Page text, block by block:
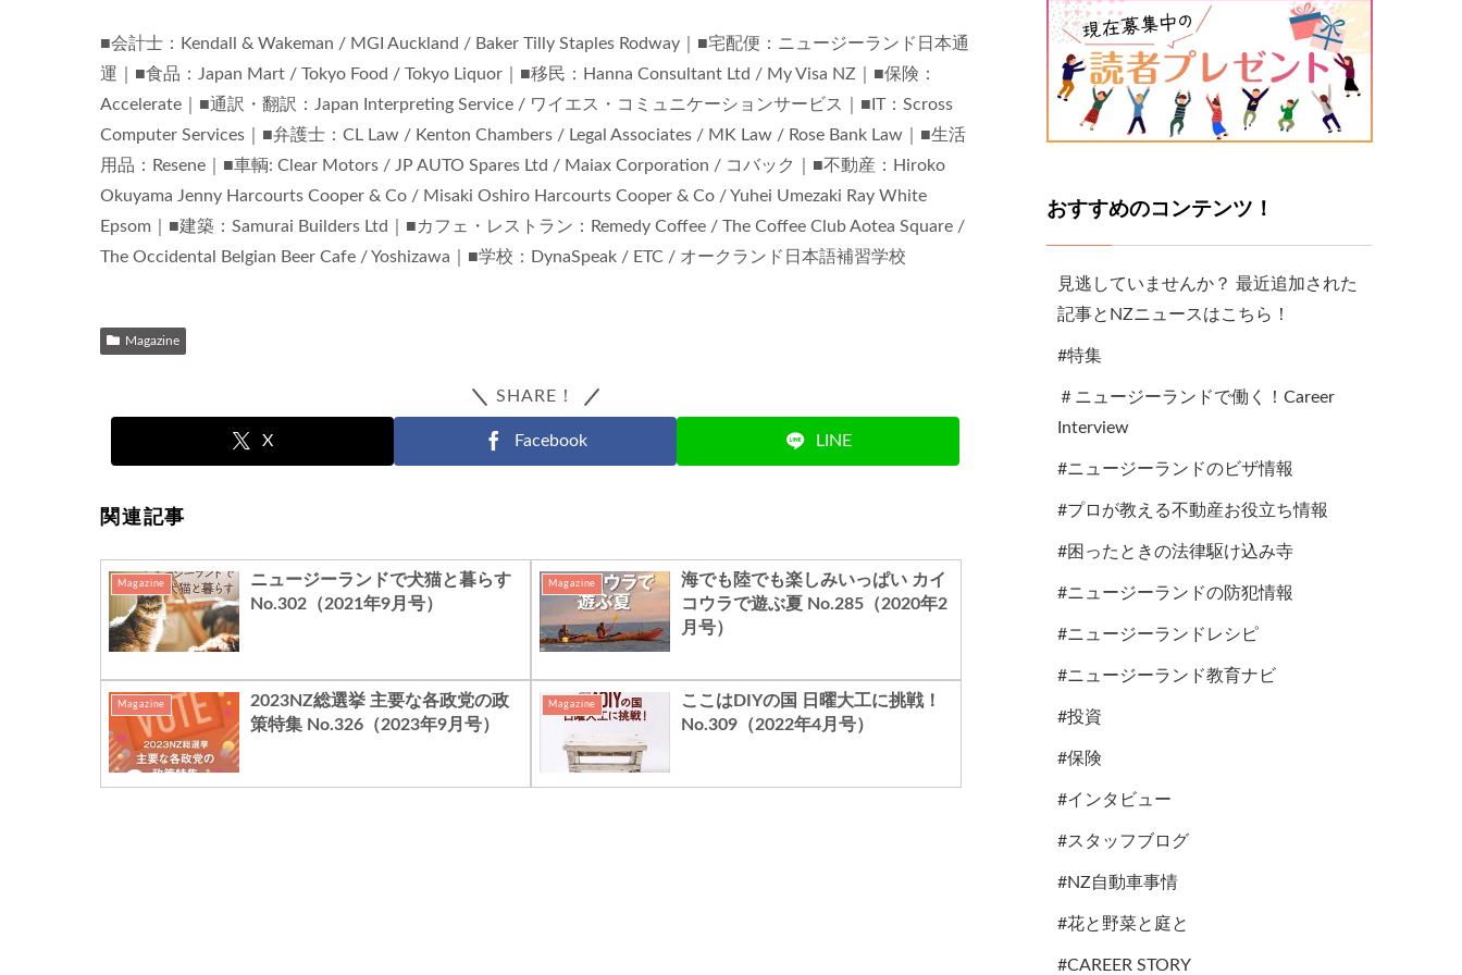
■会計士：Kendall & Wakeman / MGI Auckland / Baker Tilly Staples Rodway｜■宅配便：ニュージーランド日本通
運｜■食品：Japan Mart / Tokyo Food / Tokyo Liquor｜■移民：Hanna Consultant Ltd / My Visa NZ｜■保険：
Accelerate｜■通訳・翻訳：Japan Interpreting Service / ワイエス・コミュニケーションサービス｜■IT：Scross
Computer Services｜■弁護士：CL Law / Kenton Chambers / Legal Associates / MK Law / Rose Bank Law｜■生活
用品：Resene｜■車輌: Clear Motors / JP AUTO Spares Ltd / Maiax Corporation / コバック｜■不動産：Hiroko
Okuyama Jenny Harcourts Cooper & Co / Misaki Oshiro Harcourts Cooper & Co / Yuhei Umezaki Ray White
Epsom｜■建築：Samurai Builders Ltd｜■カフェ・レストラン：Remedy Coffee / The Coffee Club Aotea Square /
The Occidental Belgian Beer Cafe / Yoshizawa｜■学校：DynaSpeak / ETC / オークランド日本語補習学校
Magazine
SHARE！
X Facebook LINE
関連記事
Magazine
ニュージーランドで犬猫と暮らす
No.302（2021年9月号）
Magazine
海でも陸でも楽しみいっぱい カイ
コウラで遊ぶ夏 No.285（2020年2
月号）
Magazine
2023NZ総選挙 主要な各政党の政
策特集 No.326（2023年9月号）
Magazine
ここはDIYの国 日曜大工に挑戦！
No.309（2022年4月号）
おすすめのコンテンツ！
見逃していませんか？ 最近追加された
記事とNZニュースはこちら！
#特集
＃ニュージーランドで働く！Career
Interview
#ニュージーランドのビザ情報
#プロが教える不動産お役立ち情報
#困ったときの法律駆け込み寺
#ニュージーランドの防犯情報
#ニュージーランドレシピ
#ニュージーランド教育ナビ
#投資
#保険
#インタビュー
#スタッフブログ
#NZ自動車事情
#花と野菜と庭と
#CAREER STORY